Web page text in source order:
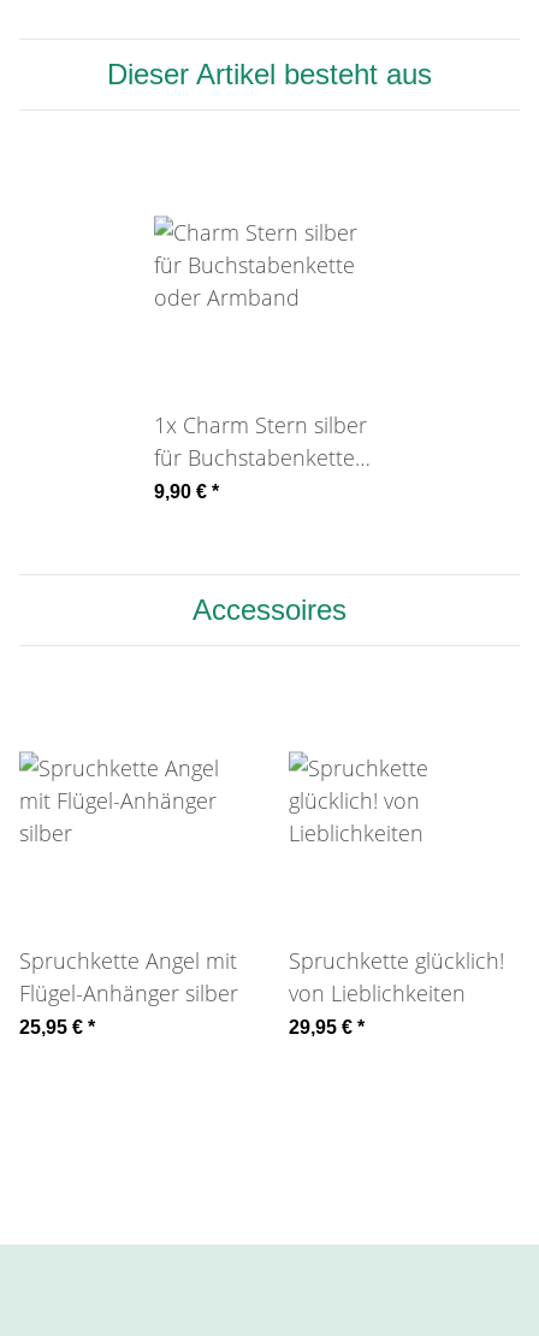
Dieser Artikel besteht aus
1x Charm Stern silber
für Buchstabenkette
oder Armband
9,90 € *
Accessoires
Spruchkette Angel mit
Flügel-Anhänger silber
25,95 € *
Spruchkette glücklich!
von Lieblichkeiten
29,95 € *